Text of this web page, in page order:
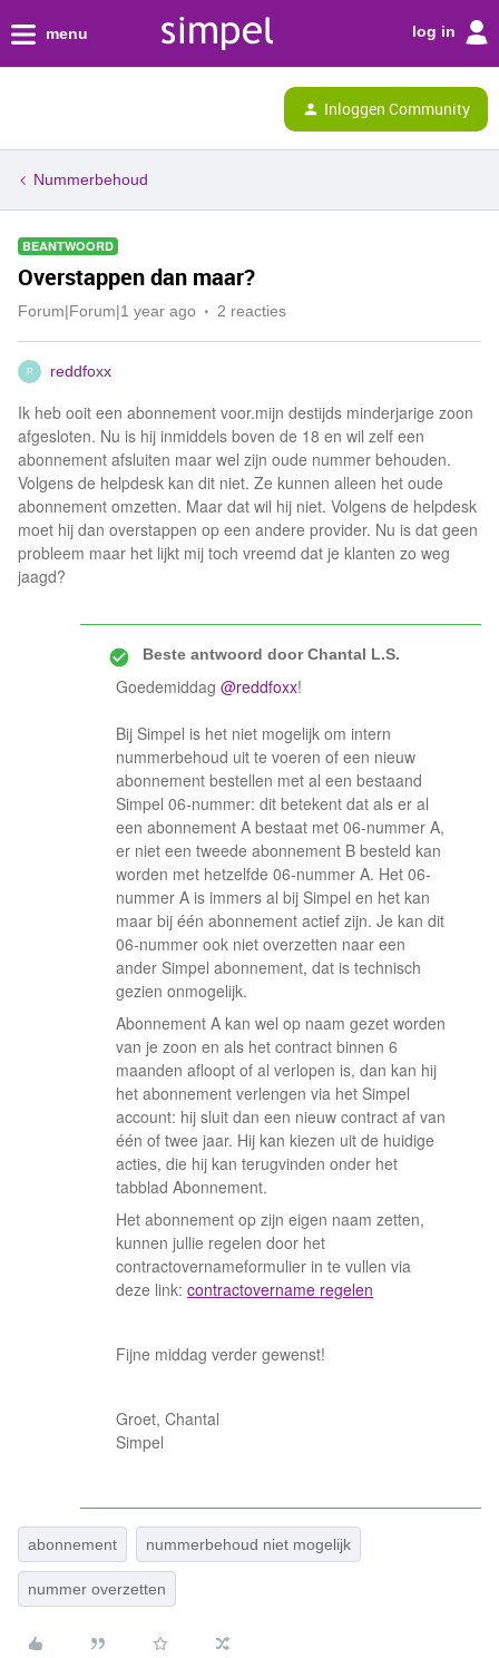
menu log in
Inloggen Community
Nummerbehoud
BEANTWOORD
Overstappen dan maar?
Forum|Forum|1 year ago 2 reacties
R reddfoxx
Ik heb ooit een abonnement voor.mijn destijds minderjarige zoon
afgesloten. Nu is hij inmiddels boven de 18 en wil zelf een
abonnement afsluiten maar wel zijn oude nummer behouden.
Volgens de helpdesk kan dit niet. Ze kunnen alleen het oude
abonnement omzetten. Maar dat wil hij niet. Volgens de helpdesk
moet hij dan overstappen op een andere provider. Nu is dat geen
probleem maar het lijkt mij toch vreemd dat je klanten zo weg
jaagd?
Beste antwoord doorChantal L.S.
Goedemiddag ​ @reddfoxx!
Bij Simpel is het niet mogelijk om intern
nummerbehoud uit te voeren of een nieuw
abonnement bestellen met al een bestaand
Simpel 06-nummer: dit betekent dat als er al
een abonnement A bestaat met 06-nummer A,
er niet een tweede abonnement B besteld kan
worden met hetzelfde 06-nummer A. Het 06-
nummer A is immers al bij Simpel en het kan
maar bij één abonnement actief zijn. Je kan dit
06-nummer ook niet overzetten naar een
ander Simpel abonnement, dat is technisch
gezien onmogelijk.
Abonnement A kan wel op naam gezet worden
van je zoon en als het contract binnen 6
maanden afloopt of al verlopen is, dan kan hij
het abonnement verlengen via het Simpel
account: hij sluit dan een nieuw contract af van
één of twee jaar. Hij kan kiezen uit de huidige
acties, die hij kan terugvinden onder het
tabblad Abonnement.
Het abonnement op zijn eigen naam zetten,
kunnen jullie regelen door het
contractovernameformulier in te vullen via
deze link: contractovername regelen
Fijne middag verder gewenst!
Groet, Chantal
Simpel
abonnement nummerbehoud niet mogelijk
nummer overzetten